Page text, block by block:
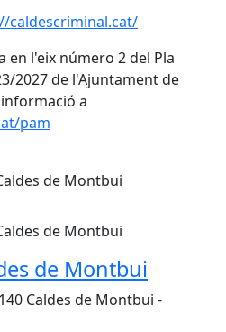
caldescriminal.cat/
en l'eix número 2 del Pla
2027 de l'Ajuntament de
a
pam
de Montbui
de Montbui
de Montbui
Caldes de Montbui -